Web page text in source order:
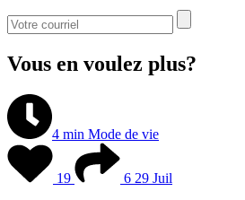
Vous en voulez plus?
4 min Mode de vie
19 6 29 Juil